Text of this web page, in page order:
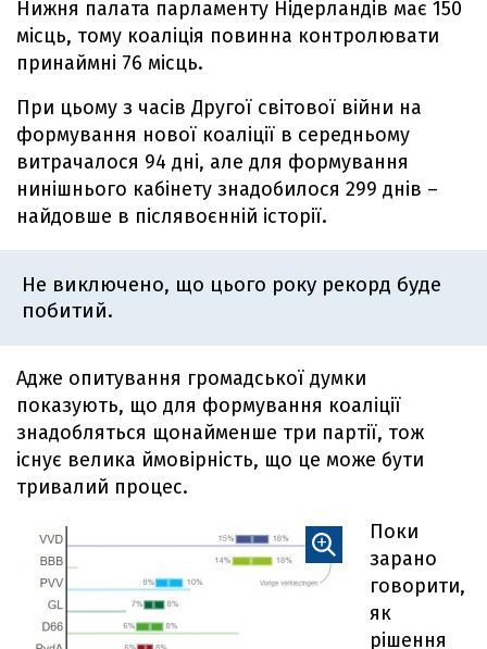
Нижня палата парламенту Нідерландів має 150
місць, тому коаліція повинна контролювати
принаймні 76 місць.
При цьому з часів Другої світової війни на
формування нової коаліції в середньому
витрачалося 94 дні, але для формування
нинішнього кабінету знадобилося 299 днів –
найдовше в післявоєнній історії.
Не виключено, що цього року рекорд буде
побитий.
Адже опитування громадської думки
показують, що для формування коаліції
знадобляться щонайменше три партії, тож
існує велика ймовірність, що це може бути
тривалий процес.
Поки
зарано
говорити,
як
рішення